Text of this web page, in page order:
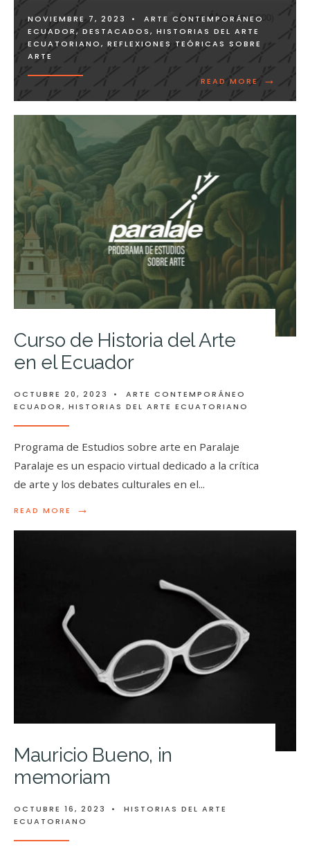
NOVIEMBRE 7, 2023 •
ARTE CONTEMPORÁNEO
ECUADOR, DESTACADOS, HISTORIAS DEL ARTE
ECUATORIANO, REFLEXIONES TEÓRICAS SOBRE
ARTE
READ MORE →
Curso de Historia del Arte
en el Ecuador
OCTUBRE 20, 2023 •
ARTE CONTEMPORÁNEO
ECUADOR, HISTORIAS DEL ARTE ECUATORIANO
Programa de Estudios sobre arte en Paralaje
Paralaje es un espacio virtual dedicado a la crítica
de arte y los debates culturales en el...
READ MORE →
Mauricio Bueno, in
memoriam
OCTUBRE 16, 2023 •
HISTORIAS DEL ARTE
ECUATORIANO